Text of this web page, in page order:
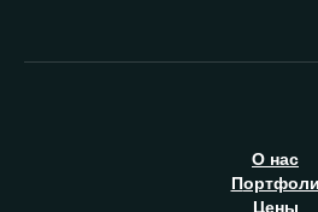
О нас
П
Цены